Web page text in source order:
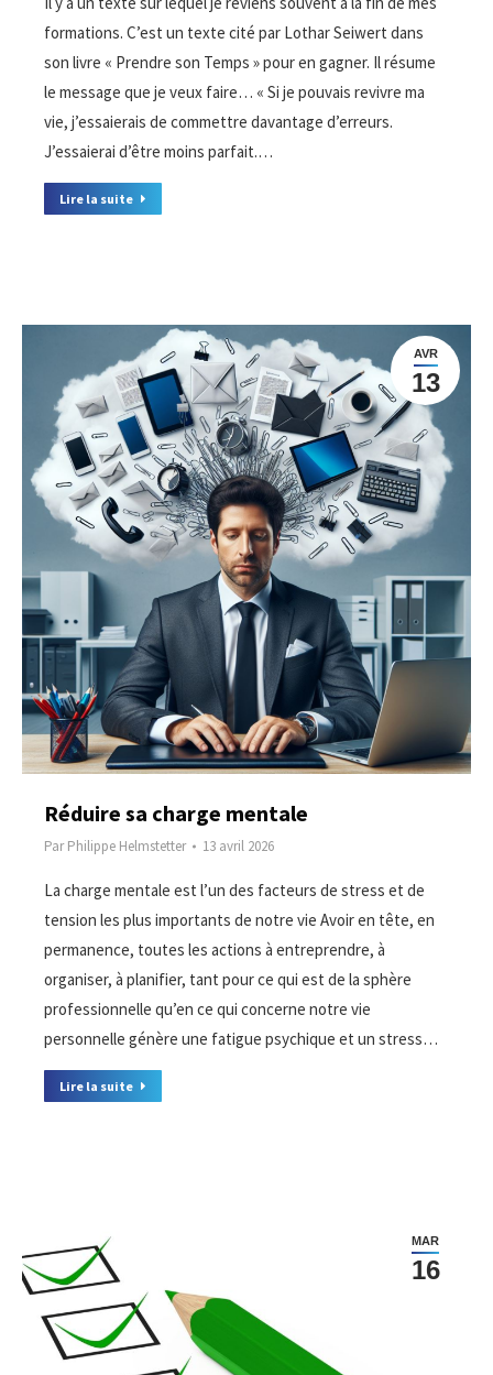
formations. C’est un texte cité par Lothar Seiwert dans
son livre « Prendre son Temps » pour en gagner. Il résume
le message que je veux faire… « Si je pouvais revivre ma
vie, j’essaierais de commettre davantage d’erreurs.
J’essaierai d’être moins parfait.…
Lire la suite
AVR
13
Réduire sa charge mentale
ParPhilippe Helmstetter 13 avril 2026
La charge mentale est l’un des facteurs de stress et de
tension les plus importants de notre vie Avoir en tête, en
permanence, toutes les actions à entreprendre, à
organiser, à planifier, tant pour ce qui est de la sphère
professionnelle qu’en ce qui concerne notre vie
personnelle génère une fatigue psychique et un stress…
Lire la suite
MAR
16